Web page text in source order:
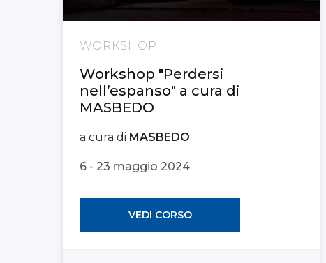
WORKSHOP
Workshop "Perdersi
nell’espanso" a cura di
MASBEDO
a cura di MASBEDO
6 - 23 maggio 2024
VEDI CORSO